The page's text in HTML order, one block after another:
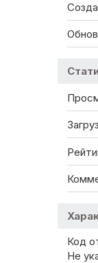
Код
Не